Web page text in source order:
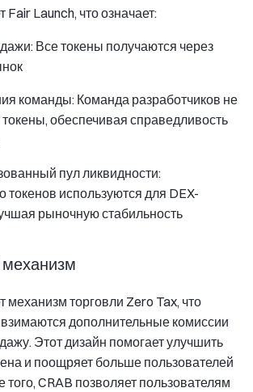
Fair Launch, что означает:
Все токены получаются через
команды: Команда разработчиков не
токены, обеспечивая справедливость
пул ликвидности:
токенов используются для DEX-
рыночную стабильность
механизм
механизм торговли Zero Tax, что
взимаются дополнительные комиссии
Этот дизайн помогает улучшить
и поощряет больше пользователей
того, CRAB позволяет пользователям